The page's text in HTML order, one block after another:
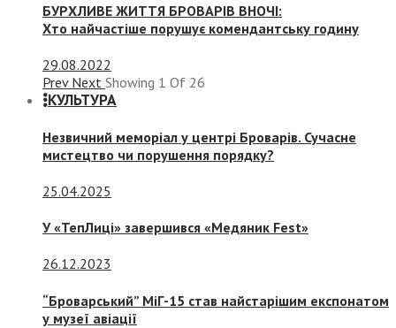
БУРХЛИВЕ ЖИТТЯ БРОВАРІВ ВНОЧІ:
Хто найчастіше порушує комендантську годину
29.08.2022
Prev Next Showing 1 Of 26
КУЛЬТУРА
Незвичний меморіал у центрі Броварів. Сучасне
мистецтво чи порушення порядку?
25.04.2025
У «ТепЛиці» завершився «Медяник Fest»
26.12.2023
“Броварський” МіГ-15 став найстарішим експонатом
у музеї авіації